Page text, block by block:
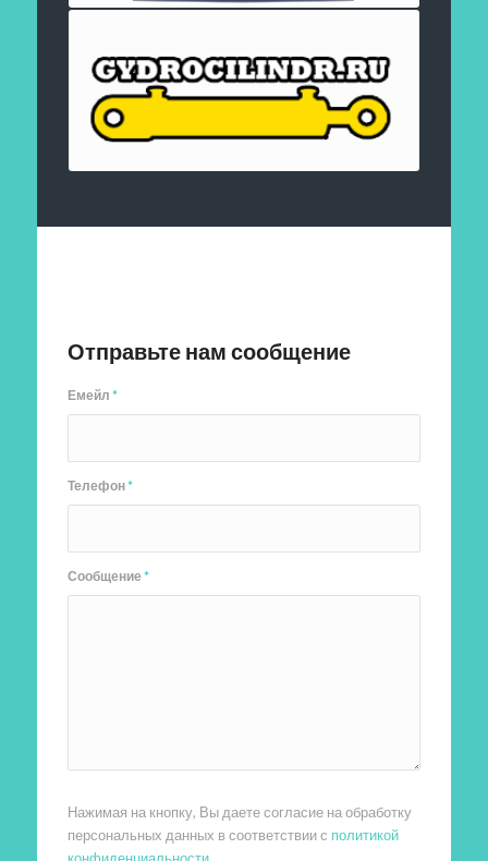
Отправьте нам сообщение
Емейл*
Телефон*
Сообщение*
Нажимая на кнопку, Вы даете согласие на обработку
персональных данных в соответствии с политикой